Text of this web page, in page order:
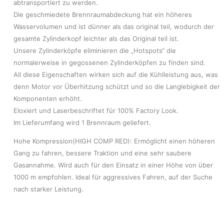
abtransportiert zu werden.
Die geschmiedete Brennraumabdeckung hat ein höheres
Wasservolumen und ist dünner als das original teil, wodurch der
gesamte Zylinderkopf leichter als das Original teil ist.
Unsere Zylinderköpfe eliminieren die „Hotspots“ die
normalerweise in gegossenen Zylinderköpfen zu finden sind.
All diese Eigenschaften wirken sich auf die Kühlleistung aus, was
denn Motor vor Überhitzung schützt und so die Langlebigkeit der
Komponenten erhöht.
Eloxiert und Laserbeschriftet für 100% Factory Look.
Im Lieferumfang wird 1 Brennraum geliefert.
Hohe Kompression(HIGH COMP RED): Ermöglicht einen höheren
Gang zu fahren, bessere Traktion und eine sehr saubere
Gasannahme. Wird auch für den Einsatz in einer Höhe von über
1000 m empfohlen. Ideal für aggressives Fahren, auf der Suche
nach starker Leistung.